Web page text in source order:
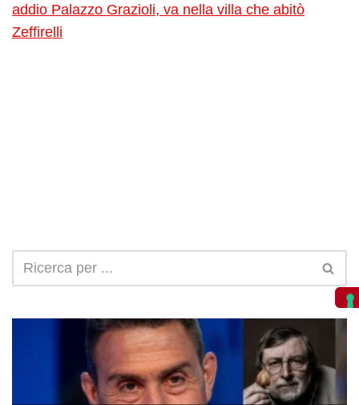
addio Palazzo Grazioli, va nella villa che abitò
Zeffirelli